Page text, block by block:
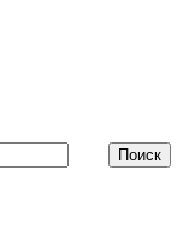
Поиск